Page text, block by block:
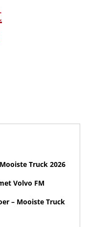
Truck 2026
Volvo FM
– Mooiste Truck